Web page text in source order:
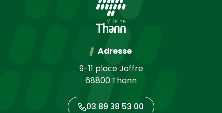
Adresse
9-11 place Joffre
68800 Thann
03 89 38 53 00